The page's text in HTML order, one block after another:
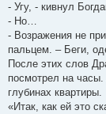
- Угу, - кивнул
- Но…
- Возражения не
пальцем. – Беги,
После этих слов
посмотрел на часы.
глубинах квартиры.
«Итак, как ей это